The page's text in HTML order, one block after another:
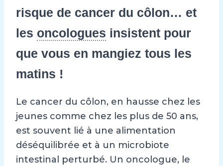
risque de cancer du côlon… et
les oncologues insistent pour
que vous en mangiez tous les
matins !
Le cancer du côlon, en hausse chez les
jeunes comme chez les plus de 50 ans,
est souvent lié à une alimentation
déséquilibrée et à un microbiote
intestinal perturbé. Un oncologue, le